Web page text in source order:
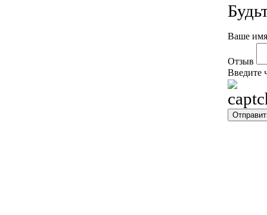
Ваше
Отзыв
Введите